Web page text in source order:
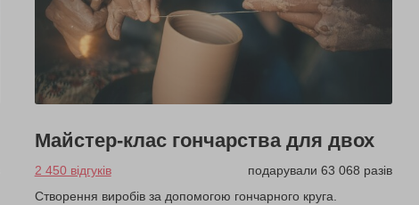
Майстер-клас гончарства для двох
2 450 відгуків
подарували 63 068 разів
Створення виробів за допомогою гончарного круга.